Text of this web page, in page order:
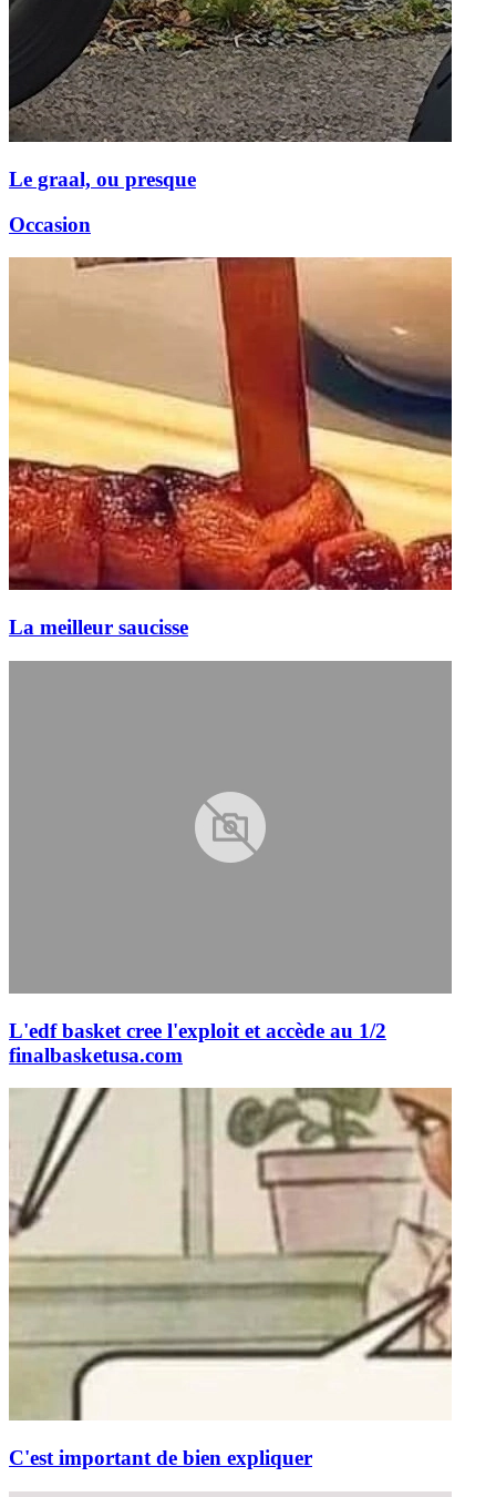
Le graal, ou presque
Occasion
La meilleur saucisse
L'edf basket cree l'exploit et accède au 1/2
finalbasketusa.com
C'est important de bien expliquer